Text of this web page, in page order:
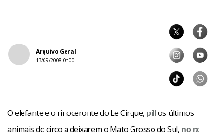
Arquivo Geral
13/09/2008 0h00
O elefante e o rinoceronte do Le Cirque, pill os últimos
animais do circo a deixarem o Mato Grosso do Sul, no rx